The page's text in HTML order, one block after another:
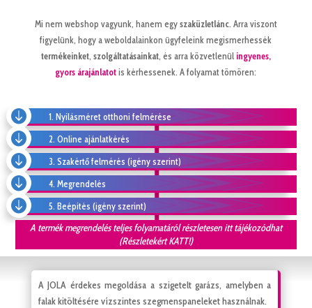
Mi nem webshop vagyunk, hanem egyszaküzletlánc. Arra viszont
figyelünk, hogy a weboldalainkon ügyfeleink megismerhessék
termékeinket, szolgáltatásainkat, és arra közvetlenülingyenes,
gyors árajánlatotis kérhessenek. A folyamat tömören:
 1. Nyílásméret otthoni felmérése
 2. Online ajánlatkérés
 3. Szakértő felmérés (igény szerint)
 4. Megrendelés
 5. Beépítés (igény szerint)
A termék megrendelés teljes folyamatáról részletesen itt tájékozódhat
(Részletekért KATT!)
A JOLA érdekes megoldása a szigetelt garázs, amelyben a
falak kitöltésére vízszintes szegmenspaneleket használnak.